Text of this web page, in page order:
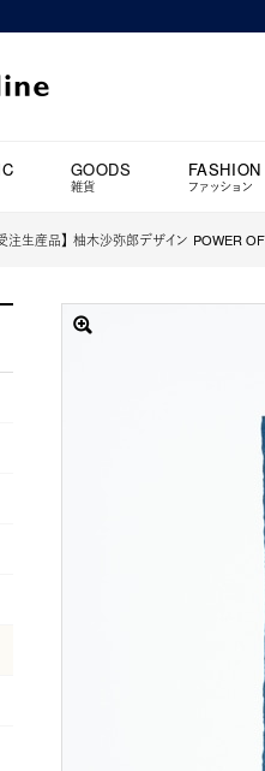
GOODS
雑貨
FASHION
ファッション
注生産品】 柚木沙弥郎デザイン POWER